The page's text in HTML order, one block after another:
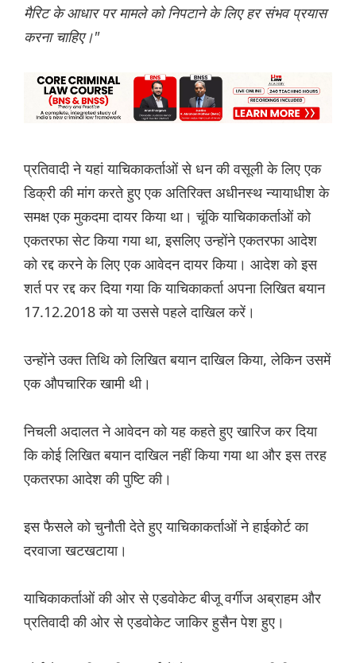
मैरिट के आधार पर मामले को निपटाने के लिए हर संभव प्रयास
करना चाहिए।"
प्रतिवादी ने यहां याचिकाकर्ताओं से धन की वसूली के लिए एक
डिक्री की मांग करते हुए एक अतिरिक्त अधीनस्थ न्यायाधीश के
समक्ष एक मुकदमा दायर किया था। चूंकि याचिकाकर्ताओं को
एकतरफा सेट किया गया था, इसलिए उन्होंने एकतरफा आदेश
को रद्द करने के लिए एक आवेदन दायर किया। आदेश को इस
शर्त पर रद्द कर दिया गया कि याचिकाकर्ता अपना लिखित बयान
17.12.2018 को या उससे पहले दाखिल करें।
उन्होंने उक्त तिथि को लिखित बयान दाखिल किया, लेकिन उसमें
एक औपचारिक खामी थी।
निचली अदालत ने आवेदन को यह कहते हुए खारिज कर दिया
कि कोई लिखित बयान दाखिल नहीं किया गया था और इस तरह
एकतरफा आदेश की पुष्टि की।
इस फैसले को चुनौती देते हुए याचिकाकर्ताओं ने हाईकोर्ट का
दरवाजा खटखटाया।
याचिकाकर्ताओं की ओर से एडवोकेट बीजू वर्गीज अब्राहम और
प्रतिवादी की ओर से एडवोकेट जाकिर हुसैन पेश हुए।